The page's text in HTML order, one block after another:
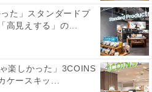
た」スタンダードプ
高見えする」の...
楽しかった」3COINS
ケースキッ...